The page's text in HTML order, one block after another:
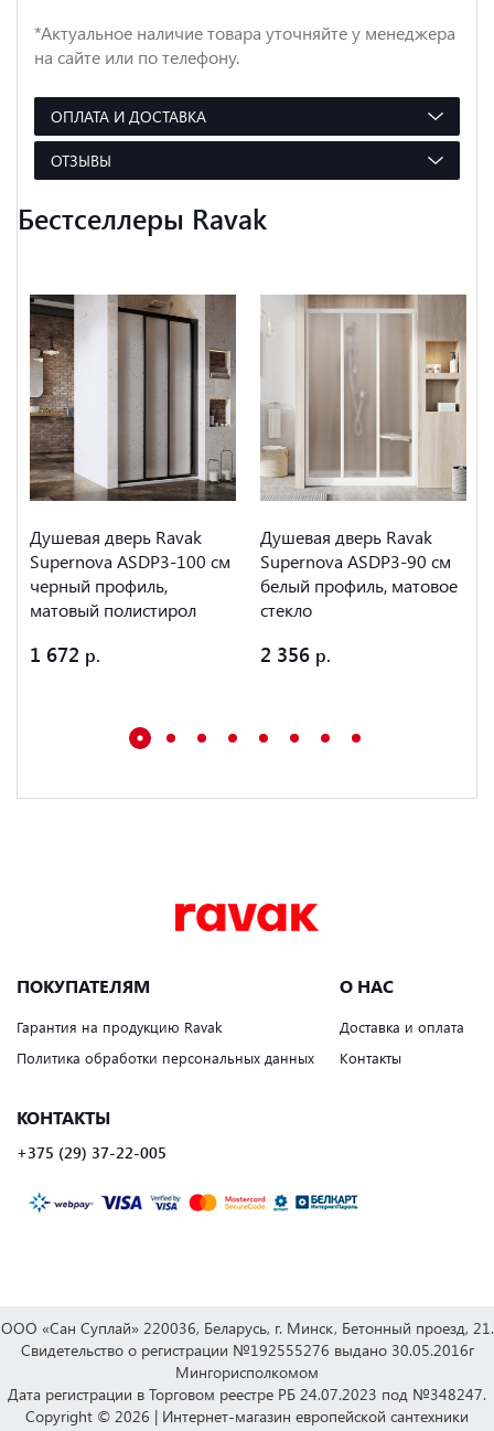
*Актуальное наличие товара уточняйте у менеджера
на сайте или по телефону.
ОПЛАТА И ДОСТАВКА
ОТЗЫВЫ
Бестселлеры Ravak
Душевая дверь Ravak
Supernova ASDP3-100 см
черный профиль,
матовый полистирол
1 672
Душевая дверь Ravak
Supernova ASDP3-90 см
белый профиль, матовое
стекло
2 356
ПОКУПАТЕЛЯМ
Гарантия на продукцию Ravak
Политика обработки персональных данных
О НАС
Доставка и оплата
Контакты
КОНТАКТЫ
+375 (29) 37-22-005
ООО «Сан Суплай» 220036, Беларусь, г. Минск, Бетонный проезд, 21.
Свидетельство о регистрации №192555276 выдано 30.05.2016г
Мингорисполкомом
Дата регистрации в Торговом реестре РБ 24.07.2023 под №348247.
Copyright © 2026 | Интернет-магазин европейской сантехники